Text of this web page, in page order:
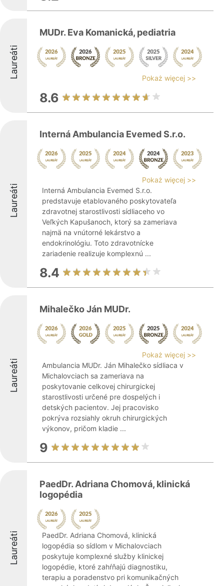
Laureáti
MUDr. Eva Komanická, pediatria
Pokaż więcej >>
8.6
Laureáti
Interná Ambulancia Evemed S.r.o.
Pokaż więcej >>
Interná Ambulancia Evemed S.r.o.
predstavuje etablovaného poskytovateľa
zdravotnej starostlivosti sídliaceho vo
Veľkých Kapušanoch, ktorý sa zameriava
najmä na vnútorné lekárstvo a
endokrinológiu. Toto zdravotnícke
zariadenie realizuje komplexnú ...
8.4
Laureáti
Mihalečko Ján MUDr.
Pokaż więcej >>
Ambulancia MUDr. Ján Mihalečko sídliaca v
Michalovciach sa zameriava na
poskytovanie celkovej chirurgickej
starostlivosti určené pre dospelých i
detských pacientov. Jej pracovisko
pokrýva rozsiahly okruh chirurgických
výkonov, pričom kladie ...
9
Laureáti
PaedDr. Adriana Chomová, klinická
logopédia
PaedDr. Adriana Chomová, klinická
logopédia so sídlom v Michalovciach
poskytuje komplexné služby klinickej
logopédie, ktoré zahŕňajú diagnostiku,
terapiu a poradenstvo pri komunikačných